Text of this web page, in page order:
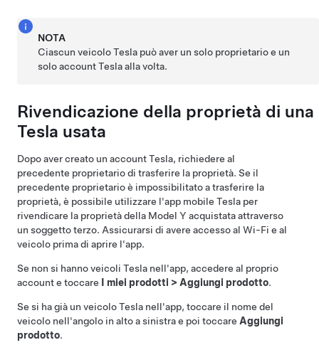
NOTA
Ciascun veicolo Tesla può aver un solo proprietario e un
solo account Tesla alla volta.
Rivendicazione della proprietà di una
Tesla usata
Dopo aver creato un account Tesla, richiedere al
precedente proprietario di trasferire la proprietà. Se il
precedente proprietario è impossibilitato a trasferire la
proprietà, è possibile utilizzare l'app mobile Tesla per
rivendicare la proprietà della Model Y acquistata attraverso
un soggetto terzo. Assicurarsi di avere accesso al Wi-Fi e al
veicolo prima di aprire l'app.
Se non si hanno veicoli Tesla nell'app, accedere al proprio
account e toccare
I miei prodotti > Aggiungi prodotto.
Se si ha già un veicolo Tesla nell'app, toccare il nome del
veicolo nell'angolo in alto a sinistra e poi toccare Aggiungi
prodotto.